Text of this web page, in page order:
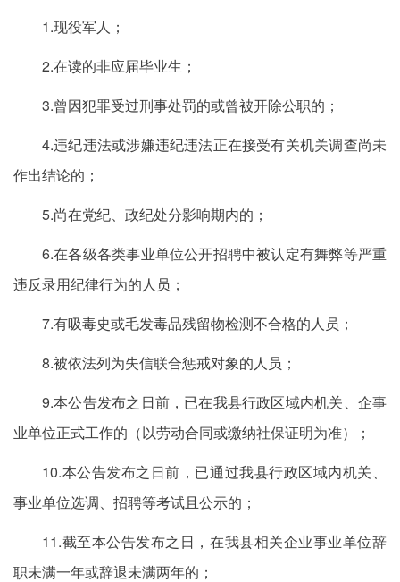
1.现役军人；
2.在读的非应届毕业生；
3.曾因犯罪受过刑事处罚的或曾被开除公职的；
4.违纪违法或涉嫌违纪违法正在接受有关机关调查尚未
作出结论的；
5.尚在党纪、政纪处分影响期内的；
6.在各级各类事业单位公开招聘中被认定有舞弊等严重
违反录用纪律行为的人员；
7.有吸毒史或毛发毒品残留物检测不合格的人员；
8.被依法列为失信联合惩戒对象的人员；
9.本公告发布之日前，已在我县行政区域内机关、企事
业单位正式工作的（以劳动合同或缴纳社保证明为准）；
10.本公告发布之日前，已通过我县行政区域内机关、
事业单位选调、招聘等考试且公示的；
11.截至本公告发布之日，在我县相关企业事业单位辞
职未满一年或辞退未满两年的；